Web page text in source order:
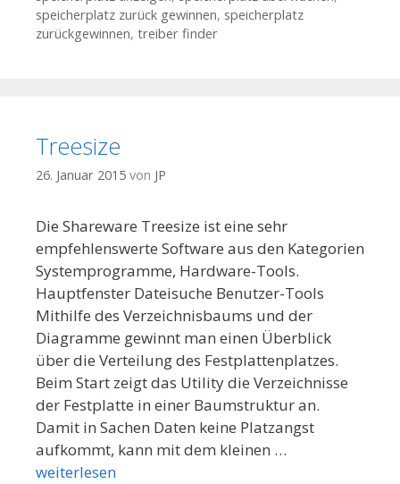
speicherplatz zurück gewinnen, speicherplatz
zurückgewinnen, treiber finder
Treesize
26. Januar 2015 von JP
Die Shareware Treesize ist eine sehr
empfehlenswerte Software aus den Kategorien
Systemprogramme, Hardware-Tools.
Hauptfenster Dateisuche Benutzer-Tools
Mithilfe des Verzeichnisbaums und der
Diagramme gewinnt man einen Überblick
über die Verteilung des Festplattenplatzes.
Beim Start zeigt das Utility die Verzeichnisse
der Festplatte in einer Baumstruktur an.
Damit in Sachen Daten keine Platzangst
aufkommt, kann mit dem kleinen …
weiterlesen